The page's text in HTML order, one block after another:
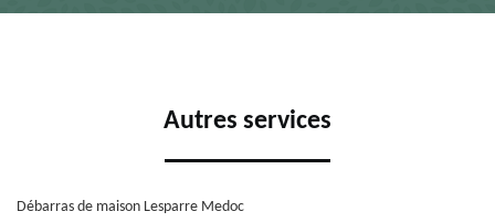
Autres services
Débarras de maison Lesparre Medoc